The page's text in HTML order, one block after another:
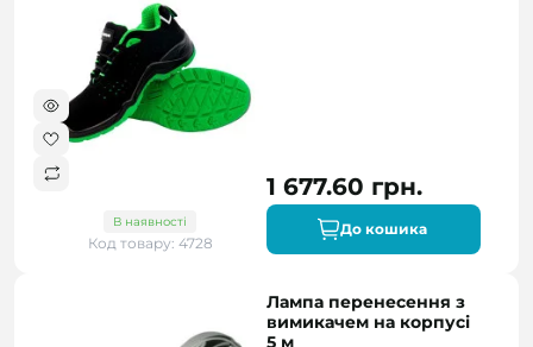
В наявності
Код товару: 4728
1 677.60 грн.
До кошика
Лампа перенесення з
вимикачем на корпусі
5 м